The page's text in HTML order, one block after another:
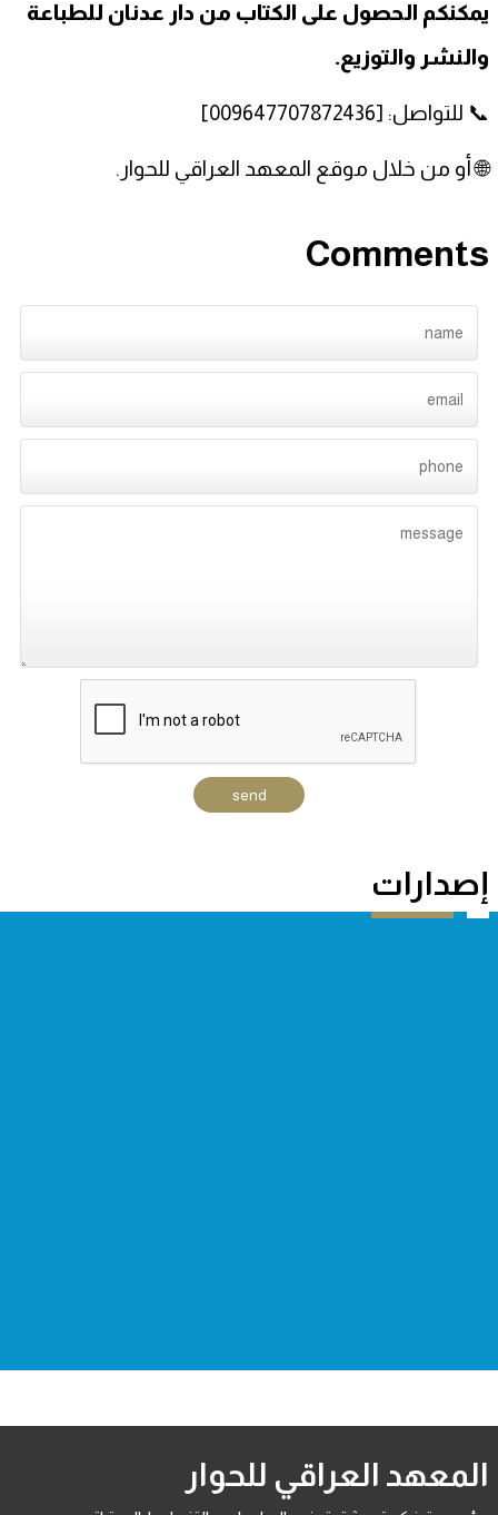
يمكنكم الحصول على الكتاب من دار عدنان للطباعة
والنشر والتوزيع.
📞 للتواصل: [009647707872436]
🌐 أو من خلال موقع المعهد العراقي للحوار.
Comments
إصدارات
المعهد العراقي للحوار